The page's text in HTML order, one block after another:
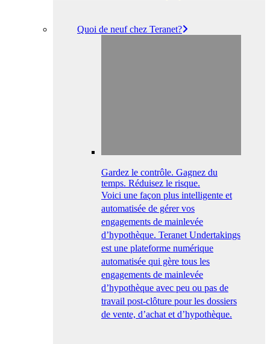
Quoi de neuf chez Teranet?
Gardez le contrôle. Gagnez du
temps. Réduisez le risque.
Voici une façon plus intelligente et
automatisée de gérer vos
engagements de mainlevée
d’hypothèque. Teranet Undertakings
est une plateforme numérique
automatisée qui gère tous les
engagements de mainlevée
d’hypothèque avec peu ou pas de
travail post-clôture pour les dossiers
de vente, d’achat et d’hypothèque.